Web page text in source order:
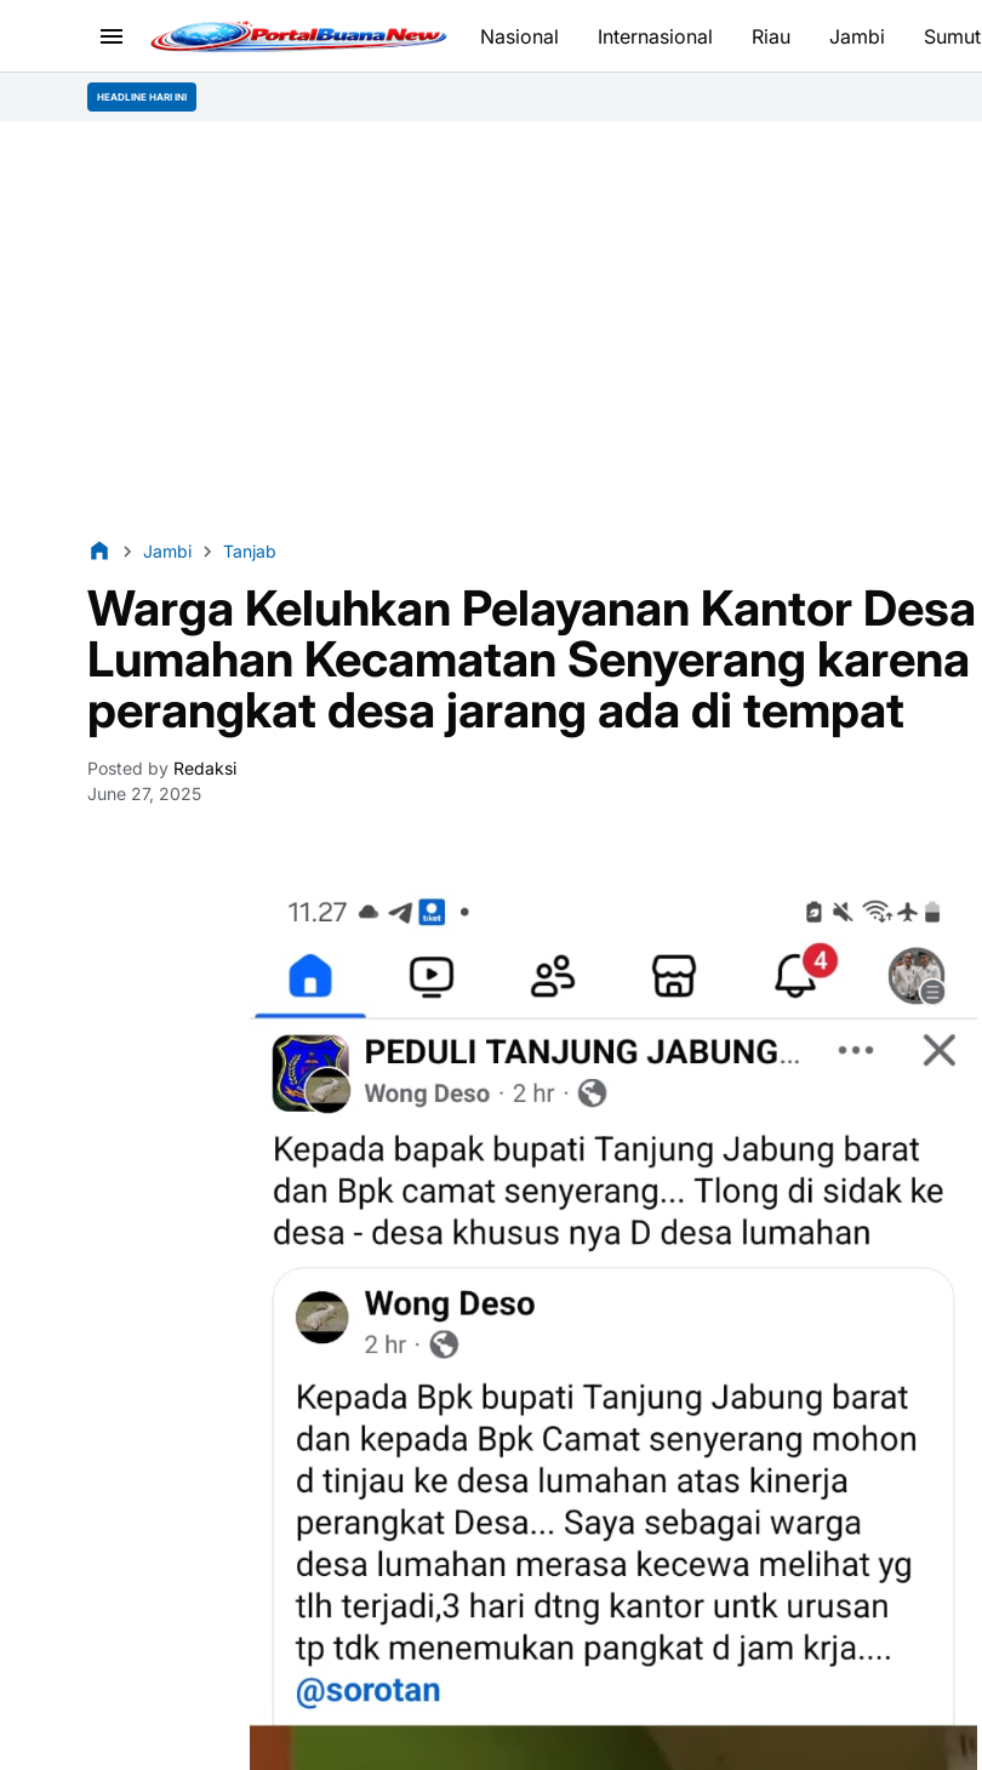
Nasional Internasional Riau Jambi Sumut
HEADLINE HARI INI
Jambi Tanjab
Warga Keluhkan Pelayanan Kantor Desa
Lumahan Kecamatan Senyerang karena
perangkat desa jarang ada di tempat
Posted by Redaksi
June 27, 2025